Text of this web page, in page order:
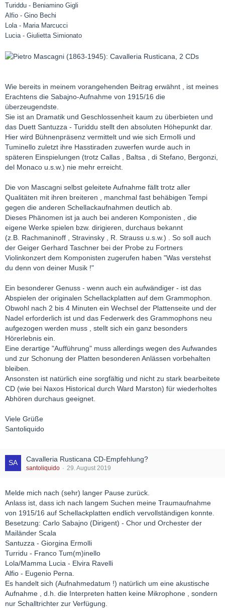
Turiddu - Beniamino Gigli
Alfio - Gino Bechi
Lola - Maria Marcucci
Lucia - Giulietta Simionato
Wie bereits in meinem vorangehenden Beitrag erwähnt , ist meines
Erachtens die Sabajno-Aufnahme von 1915/16 die
überzeugendste.
Sie ist an Dramatik und Geschlossenheit kaum zu überbieten und
das Duett Santuzza - Turiddu stellt den absoluten Höhepunkt dar.
Hier wird Bühnenpräsenz vermittelt und wie sich Ermolli und
Tuminello zuletzt ihre Hasstiraden zuwerfen wurde auch in
späteren Einspielungen (trotz Callas , Baltsa , di Stefano, Bergonzi,
del Monaco u.s.w.) nie mehr erreicht.
Die von Mascagni selbst geleitete Aufnahme fällt trotz aller
Qualitäten mit ihren breiteren , manchmal fast behäbigen Tempi
gegen die anderen Schellackaufnahmen deutlich ab.
Dieses Phänomen ist ja auch bei anderen Komponisten , die
eigene Werke spielen bzw. dirigieren, durchaus bekannt
(z.B. Rachmaninoff , Stravinsky , R. Strauss u.s.w.) . So soll auch
der Geiger Gerhard Taschner bei der Probe zu Fortners
Violinkonzert dem Komponisten zugerufen haben "Was verstehst
du denn von deiner Musik !"
Ein besonderer Genuss - wenn auch ein aufwändiger - ist das
Abspielen der originalen Schellackplatten auf dem Grammophon.
Obwohl nach 2 bis 4 Minuten ein Wechsel der Plattenseite und der
Nadel erforderlich ist und das Federwerk des Grammophons neu
aufgezogen werden muss , stellt sich ein ganz besonders
Hörerlebnis ein.
Eine derartige "Aufführung" muss allerdings wegen des Aufwandes
und zur Schonung der Platten besonderen Anlässen vorbehalten
bleiben.
Ansonsten ist natürlich eine sorgfältig und nicht zu stark bearbeitete
CD (wie bei Naxos Historical durch Ward Marston) für wiederholtes
Abhören durchaus geeignet.
Viele Grüße
Santoliquido
Cavalleria Rusticana CD-Empfehlung?
santoliquido 29. August 2019
Melde mich nach (sehr) langer Pause zurück.
Anlass ist, dass ich nach langem Suchen meine Traumaufnahme
von 1915/16 auf Schellackplatten endlich vervollständigen konnte.
Besetzung: Carlo Sabajno (Dirigent) - Chor und Orchester der
Mailänder Scala
Santuzza - Giorgina Ermolli
Turridu - Franco Tum(m)inello
Lola/Mamma Lucia - Elvira Ravelli
Alfio - Eugenio Perna.
Es handelt sich (Aufnahmedatum !) natürlich um eine akustische
Aufnahme , d.h. die Interpreten hatten keine Mikrophone , sondern
nur Schalltrichter zur Verfügung.